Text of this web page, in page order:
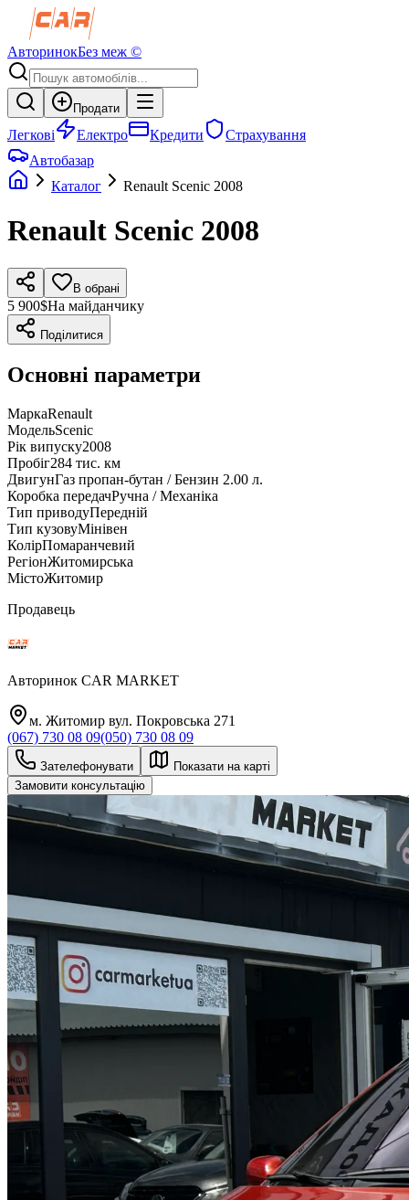
АвторинокБез меж ©
Продати
Легкові Електро Кредити
Страхування
Автобазар
Каталог
Renault Scenic 2008
Renault Scenic 2008
В обрані
5 900$На майданчику
Поділитися
Основні параметри
МаркаRenault
МодельScenic
Рік випуску2008
Пробіг284 тис. км
ДвигунГаз пропан-бутан / Бензин 2.00 л.
Коробка передачРучна / Механіка
Тип приводуПередній
Тип кузовуМінівен
КолірПомаранчевий
РегіонЖитомирська
МістоЖитомир
Продавець
Авторинок CAR MARKET
м. Житомир вул. Покровська 271
(067) 730 08 09(050) 730 08 09
Зателефонувати
Показати на карті
Замовити консультацію